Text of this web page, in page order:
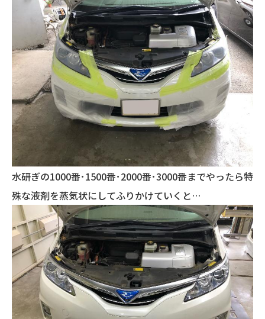
水研ぎの1000番･1500番･2000番･3000番までやったら特
殊な液剤を蒸気状にしてふりかけていくと…